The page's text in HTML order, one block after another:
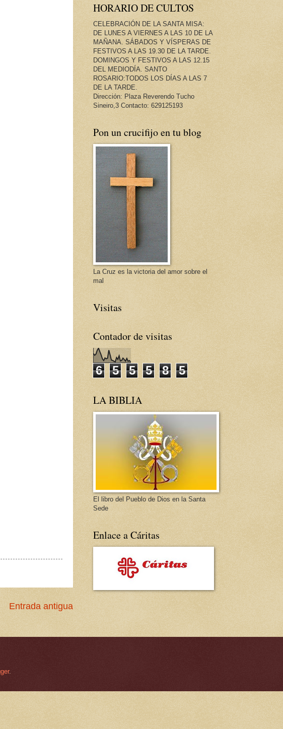
Entrada antigua
HORARIO DE CULTOS
CELEBRACIÓN DE LA SANTA MISA:
DE LUNES A VIERNES A LAS 10 DE LA
MAÑANA. SÁBADOS Y VÍSPERAS DE
FESTIVOS A LAS 19.30 DE LA TARDE.
DOMINGOS Y FESTIVOS A LAS 12.15
DEL MEDIODÍA. SANTO
ROSARIO:TODOS LOS DÍAS A LAS 7
DE LA TARDE.
Dirección: Plaza Reverendo Tucho
Sineiro,3 Contacto: 629125193
Pon un crucifijo en tu blog
La Cruz es la victoria del amor sobre el
mal
Visitas
Contador de visitas
6 5 5 5 8 5
LA BIBLIA
El libro del Pueblo de Dios en la Santa
Sede
Enlace a Cáritas
.